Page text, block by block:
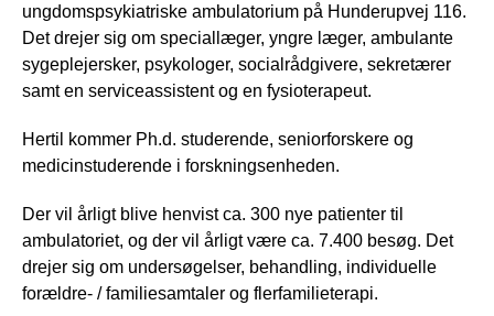
ungdomspsykiatriske ambulatorium på Hunderupvej 116.
Det drejer sig om speciallæger, yngre læger, ambulante
sygeplejersker, psykologer, socialrådgivere, sekretærer
samt en serviceassistent og en fysioterapeut.
Hertil kommer Ph.d. studerende, seniorforskere og
medicinstuderende i forskningsenheden.
Der vil årligt blive henvist ca. 300 nye patienter til
ambulatoriet, og der vil årligt være ca. 7.400 besøg. Det
drejer sig om undersøgelser, behandling, individuelle
forældre- / familiesamtaler og flerfamilieterapi.